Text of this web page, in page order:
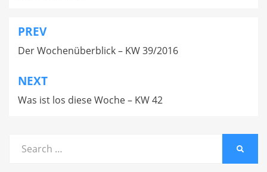
Beitragsnavigation
PREV
Der Wochenüberblick – KW 39/2016
NEXT
Was ist los diese Woche – KW 42
for: